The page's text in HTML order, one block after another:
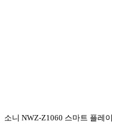
소니 NWZ-Z1060 스마트 플레